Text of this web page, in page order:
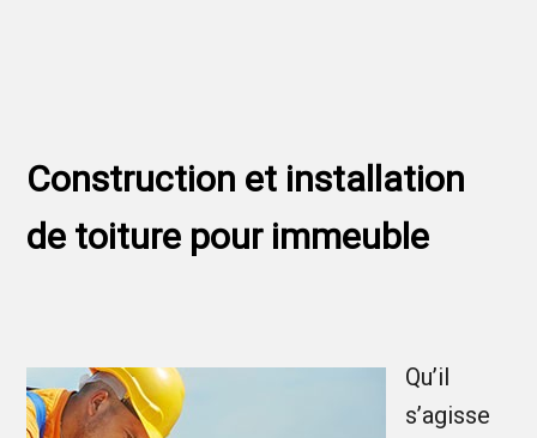
Construction et installation
de toiture pour immeuble
Qu’il
s’agisse